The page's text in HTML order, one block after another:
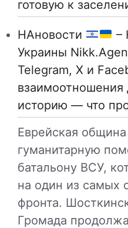
готовую к
НАновости
–
Украины
Telegram, X и
взаимоотношения
историю — что
Еврейская
гуманитарную
батальону ВСУ,
на один из самых
фронта.
Громада